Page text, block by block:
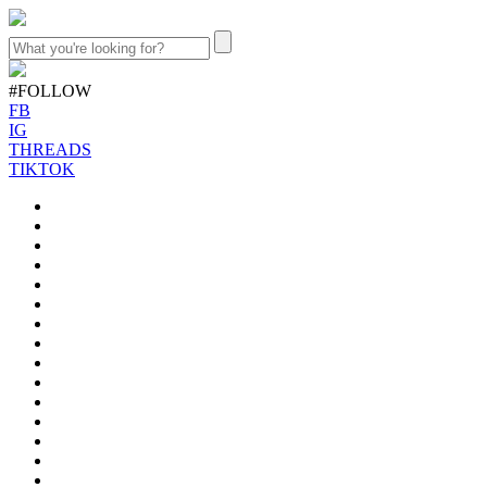
#FOLLOW
FB
IG
THREADS
TIKTOK